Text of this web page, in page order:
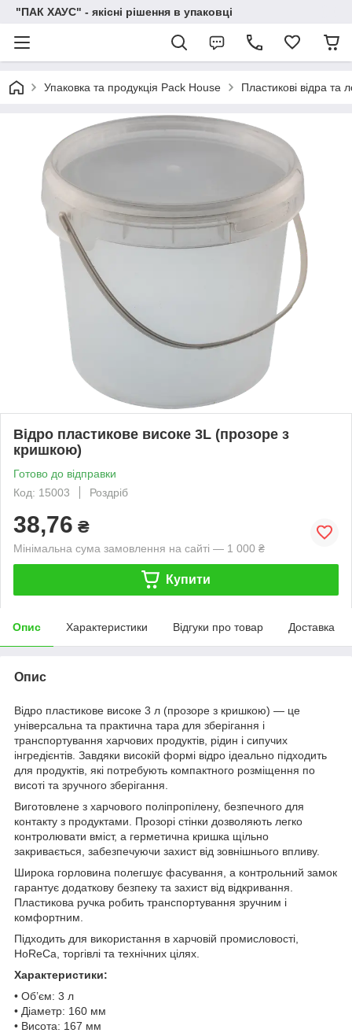
"ПАК ХАУС" - якісні рішення в упаковці
Упаковка та продукція Pack House Пластикові відра та
Відро пластикове високе 3L (прозоре з
кришкою)
Готово до відправки
Код: 15003
Роздріб
38,76 ₴
Мінімальна сума замовлення на сайті — 1 000 ₴
Купити
Опис Характеристики Відгуки про товар Доставка
Опис
Відро пластикове високе 3 л (прозоре з кришкою) — це
універсальна та практична тара для зберігання і
транспортування харчових продуктів, рідин і сипучих
інгредієнтів. Завдяки високій формі відро ідеально підходить
для продуктів, які потребують компактного розміщення по
висоті та зручного зберігання.
Виготовлене з харчового поліпропілену, безпечного для
контакту з продуктами. Прозорі стінки дозволяють легко
контролювати вміст, а герметична кришка щільно
закривається, забезпечуючи захист від зовнішнього впливу.
Широка горловина полегшує фасування, а контрольний замок
гарантує додаткову безпеку та захист від відкривання.
Пластикова ручка робить транспортування зручним і
комфортним.
Підходить для використання в харчовій промисловості,
HoReCa, торгівлі та технічних цілях.
Характеристики:
• Об’єм: 3 л
• Діаметр: 160 мм
• Висота: 167 мм